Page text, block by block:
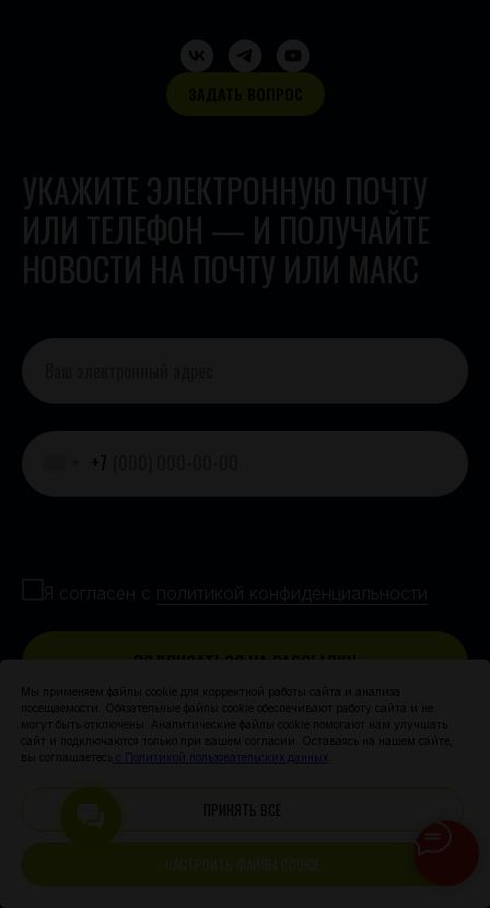
УКАЖИТЕ ЭЛЕКТРОННУЮ ПОЧТУ
ИЛИ ТЕЛЕФОН — И ПОЛУЧАЙТЕ
НОВОСТИ НА ПОЧТУ ИЛИ МАКС
+7
Я согласен с политикой конфиденциальности
ПОДПИСАТЬСЯ НА РАССЫЛКУ
Мы применяем файлы cookie для корректной работы сайта и анализа
посещаемости. Обязательные файлы cookie обеспечивают работу сайта и не
могут быть отключены. Аналитические файлы cookie помогают нам улучшать
сайт и подключаются только при вашем согласии. Оставаясь на нашем сайте,
вы соглашаетесь
с Политикой пользовательских данных
ПРИНЯТЬ ВСЕ
НАСТРОИТЬ ФАЙЛЫ COOKIE